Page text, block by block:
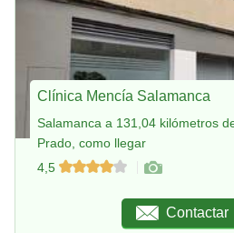
Clínica Mencía Salamanca
Salamanca a 131,04 kilómetros
Prado, como llegar
4,5
Contactar